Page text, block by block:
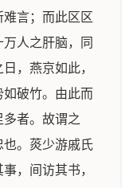
言；而此区区
人之肝脑，同
，燕京如此，
破竹。由此而
者。故谓之
也。菼少游戚氏
，间访其书，